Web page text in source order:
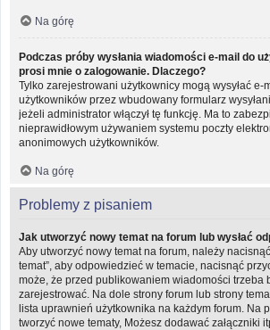
Na górę
Podczas próby wysłania wiadomości e-mail do
prosi mnie o zalogowanie. Dlaczego?
Tylko zarejestrowani użytkownicy mogą wysyłać e-
użytkowników przez wbudowany formularz
jeżeli administrator włączył tę funkcję. Ma to
nieprawidłowym używaniem systemu poczty
anonimowych użytkowników.
Na górę
Problemy z pisaniem
Jak utworzyć nowy temat na forum lub wysłać
Aby utworzyć nowy temat na forum, należy
temat”, aby odpowiedzieć w temacie, nacisnąć
może, że przed publikowaniem wiadomości trzeba
zarejestrować. Na dole strony forum lub strony
lista uprawnień użytkownika na każdym forum. Na
tworzyć nowe tematy, Możesz dodawać załączniki